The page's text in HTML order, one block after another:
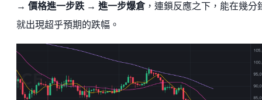
→ 價格進一步跌 → 進一步爆倉 ，連鎖反應之下，能在幾分
就出現超乎預期的跌幅。